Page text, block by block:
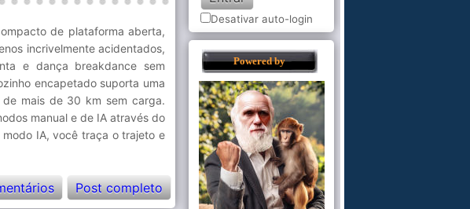
de plataforma aberta,
incrivelmente acidentados,
e dança breakdance sem
encapetado suporta uma
mais de 30 km sem carga.
manual e de IA através do
IA, você traça o trajeto e
Post completo
Desativar auto-login
Powered by